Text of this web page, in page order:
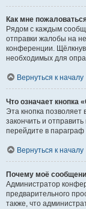
Как мне
Рядом с каждым
отправки жалобы на
конференции.
необходимых для
Вернуться к началу
Что означает кнопка
Эта кнопка позволяет
закончить и
перейдите в
Вернуться к началу
Почему моё
Администратор
предварительного
также, что